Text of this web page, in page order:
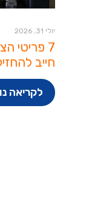
יולי 31, 2026
7 פריטי
חייב
לקריאה